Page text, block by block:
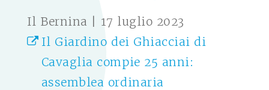
Il Bernina | 17 luglio 2023
Il Giardino dei Ghiacciai di
Cavaglia compie 25 anni:
assemblea ordinaria